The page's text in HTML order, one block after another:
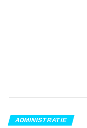
ADMINISTRATIE